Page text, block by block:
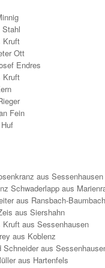
Stahl
Kruft
Ott
Endres
Kruft
Fein
aus Sessenhausen
Schwaderlapp aus
aus Ransbach-Baumbach
aus Siershahn
Kruft aus Sessenhausen
aus Koblenz
Schneider aus
aus Hartenfels